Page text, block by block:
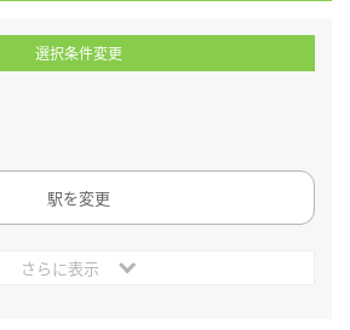
選択条件変更
駅を変更
さらに表示